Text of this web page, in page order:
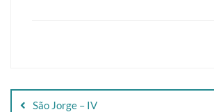
São Jorge – IV